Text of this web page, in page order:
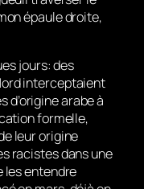
épaule droite,
jours: des
interceptaient
d’origine arabe à
formelle,
leur origine
racistes dans une
les entendre